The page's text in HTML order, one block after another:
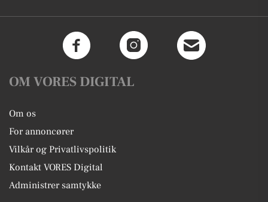
OM VORES DIGITAL
Om os
For annoncører
Vilkår og Privatlivspolitik
Kontakt VORES Digital
Administrer samtykke